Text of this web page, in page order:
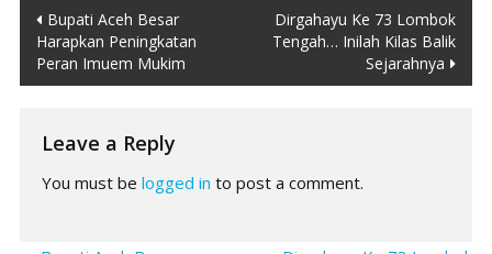
Post
navigation
Bupati Aceh Besar
Harapkan Peningkatan
Peran Imuem Mukim
Dirgahayu Ke 73 Lombok
Tengah… Inilah Kilas Balik
Sejarahnya
Leave a Reply
You must be logged in to post a comment.